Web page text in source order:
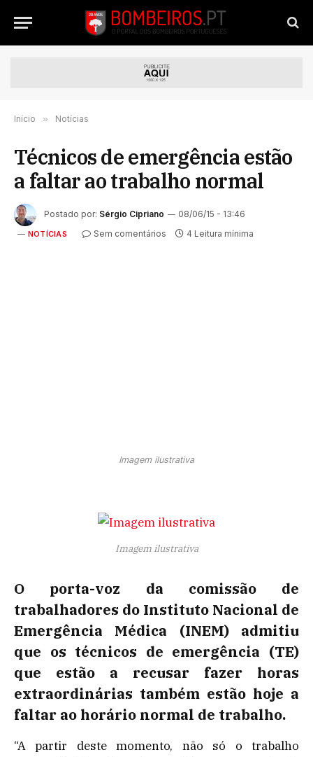
Início » Notícias
Técnicos de emergência estão
a faltar ao trabalho normal
Postado por: Sérgio Cipriano 08/06/15 - 13:46
NOTÍCIAS Sem comentários 4 Leitura mínima
Imagem ilustrativa
Imagem ilustrativa
O porta-voz da comissão de
trabalhadores do Instituto Nacional de
Emergência Médica (INEM) admitiu
que os técnicos de emergência (TE)
que estão a recusar fazer horas
extraordinárias também estão hoje a
faltar ao horário normal de trabalho.
“A partir deste momento, não só o trabalho